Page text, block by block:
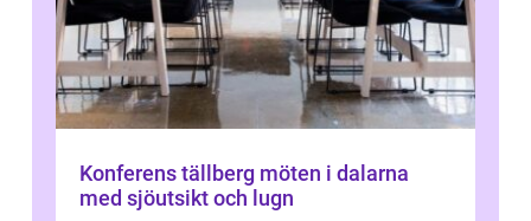
Konferens tällberg möten i dalarna
med sjöutsikt och lugn